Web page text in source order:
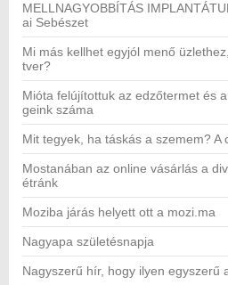
MELLNAGYOBBÍTÁS
ai Sebészet
Mi más kellhet egyjól menő
tver?
Mióta felújítottuk az edzőtermet és
geink száma
Mit tegyek, ha táskás a szemem? A
Mostanában az online vásárlás a
étránk
Moziba járás helyett ott a mozi.ma
Nagyapa születésnapja
Nagyszerű hír, hogy ilyen egyszerű